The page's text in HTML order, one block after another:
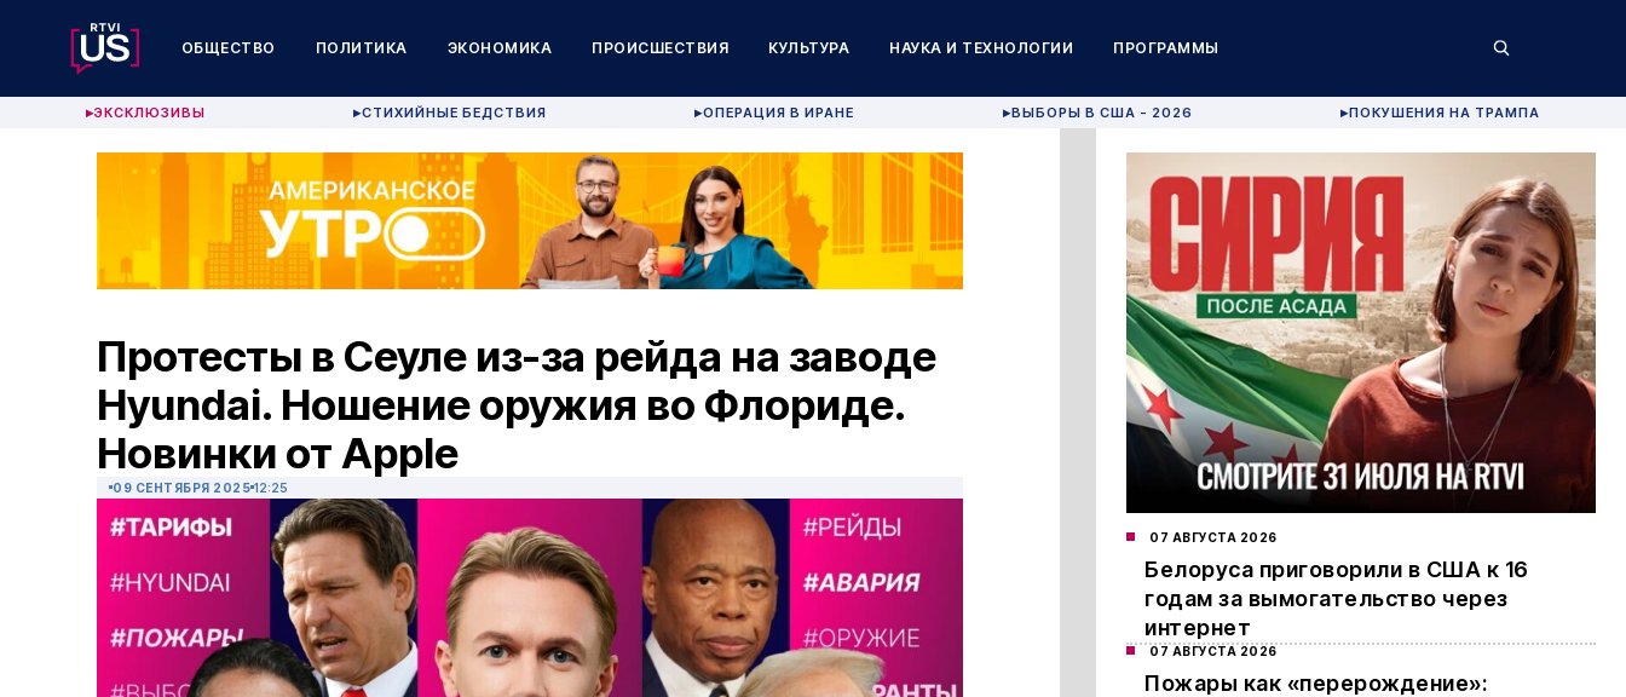
ОБЩЕСТВО ПОЛИТИКА ЭКОНОМИКА ПРОИСШЕСТВИЯ КУЛЬТУРА НАУКА И ТЕХНОЛОГИИ ПРОГРАММЫ
▶ЭКСКЛЮЗИВЫ ▶СТИХИЙНЫЕ БЕДСТВИЯ ▶ОПЕРАЦИЯ В ИРАНЕ ▶ВЫБОРЫ В США - 2026 ▶ПОКУШЕНИЯ НА ТРАМПА
Протесты в Сеуле из-за рейда на заводе
Hyundai. Ношение оружия во Флориде.
Новинки от Apple
09 СЕНТЯБРЯ 2025 12:25
07 АВГУСТА 2026
Белоруса приговорили в США к 16
годам за вымогательство через
интернет
07 АВГУСТА 2026
Пожары как «перерождение»: